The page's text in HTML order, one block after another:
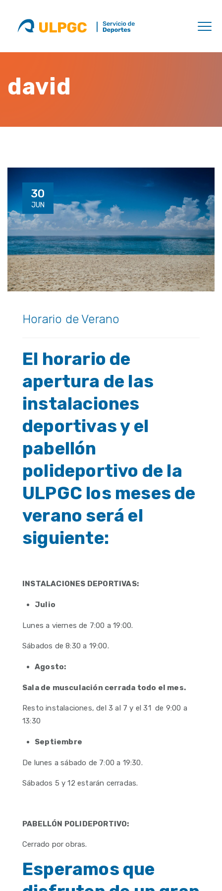
david
30
JUN
Horario de Verano
El horario de
apertura de las
instalaciones
deportivas y el
pabellón
polideportivo de la
ULPGC los meses de
verano será el
siguiente:
INSTALACIONES DEPORTIVAS:
Julio
Lunes a viernes de 7:00 a 19:00.
Sábados de 8:30 a 19:00.
Agosto:
Sala de musculación cerrada todo el mes.
Resto instalaciones, del 3 al 7 y el 31 de 9:00 a
13:30
Septiembre
De lunes a sábado de 7:00 a 19:30.
Sábados 5 y 12 estarán cerradas.
PABELLÓN POLIDEPORTIVO:
Cerrado por obras.
Esperamos que